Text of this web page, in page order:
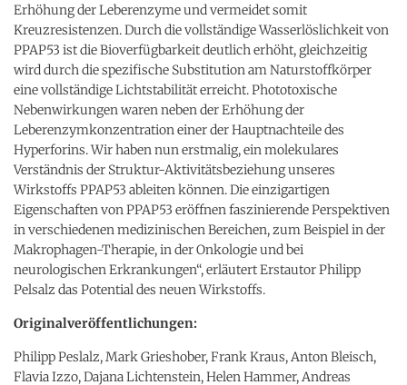
Erhöhung der Leberenzyme und vermeidet somit
Kreuzresistenzen. Durch die vollständige Wasserlöslichkeit von
PPAP53 ist die Bioverfügbarkeit deutlich erhöht, gleichzeitig
wird durch die spezifische Substitution am Naturstoffkörper
eine vollständige Lichtstabilität erreicht. Phototoxische
Nebenwirkungen waren neben der Erhöhung der
Leberenzymkonzentration einer der Hauptnachteile des
Hyperforins. Wir haben nun erstmalig, ein molekulares
Verständnis der Struktur-Aktivitätsbeziehung unseres
Wirkstoffs PPAP53 ableiten können. Die einzigartigen
Eigenschaften von PPAP53 eröffnen faszinierende Perspektiven
in verschiedenen medizinischen Bereichen, zum Beispiel in der
Makrophagen-Therapie, in der Onkologie und bei
neurologischen Erkrankungen“, erläutert Erstautor Philipp
Pelsalz das Potential des neuen Wirkstoffs.
Originalveröffentlichungen:
Philipp Peslalz, Mark Grieshober, Frank Kraus, Anton Bleisch,
Flavia Izzo, Dajana Lichtenstein, Helen Hammer, Andreas